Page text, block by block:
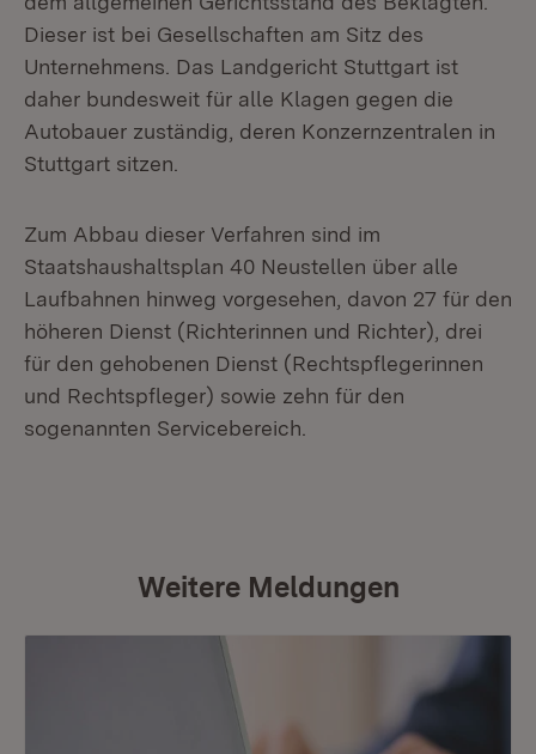
Dieser ist bei Gesellschaften am Sitz des
Unternehmens. Das Landgericht Stuttgart ist
daher bundesweit für alle Klagen gegen die
Autobauer zuständig, deren Konzernzentralen in
Stuttgart sitzen.
Zum Abbau dieser Verfahren sind im
Staatshaushaltsplan 40 Neustellen über alle
Laufbahnen hinweg vorgesehen, davon 27 für den
höheren Dienst (Richterinnen und Richter), drei
für den gehobenen Dienst (Rechtspflegerinnen
und Rechtspfleger) sowie zehn für den
sogenannten Servicebereich.
Weitere Meldungen